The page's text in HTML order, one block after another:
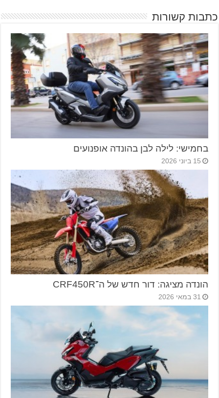
כתבות קשורות
בחמישי: לילה לבן בהונדה אופנועים
15 ביוני 2026
הונדה מציגה: דור חדש של ה־CRF450R
31 במאי 2026